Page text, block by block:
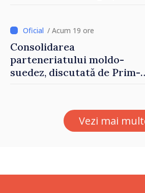
/ Acum 19 ore
Consolidarea
parteneriatului moldo-
suedez, discutată de Prim-
Petra Lärke
Vezi mai